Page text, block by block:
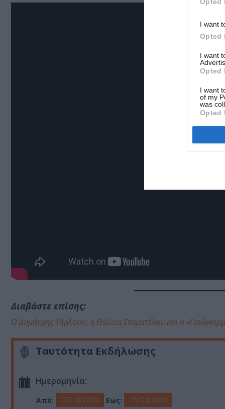
I want
Opted
I want
Opted
I want
of my
was
Opted
Διαβάστε επίσης:
Ο Δημήτρης Τάρλοου, η Θάλεια Σταματέλου και ο
Ταυτότητα Εκδήλωσης
Ημερομηνία:
Από: 09/10/2019 Εως:
15/03/2020